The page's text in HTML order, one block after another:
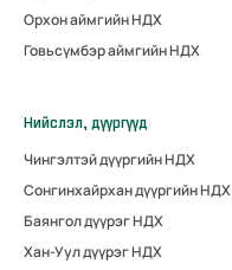
Орхон аймгийн НДХ
Говьсүмбэр аймгийн НДХ
Нийслэл, дүүргүүд
Чингэлтэй дүүргийн НДХ
Сонгинхайрхан дүүргийн НДХ
Баянгол дүүрэг НДХ
Хан-Уул дүүрэг НДХ